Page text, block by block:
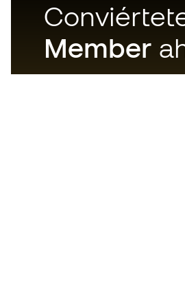
Member